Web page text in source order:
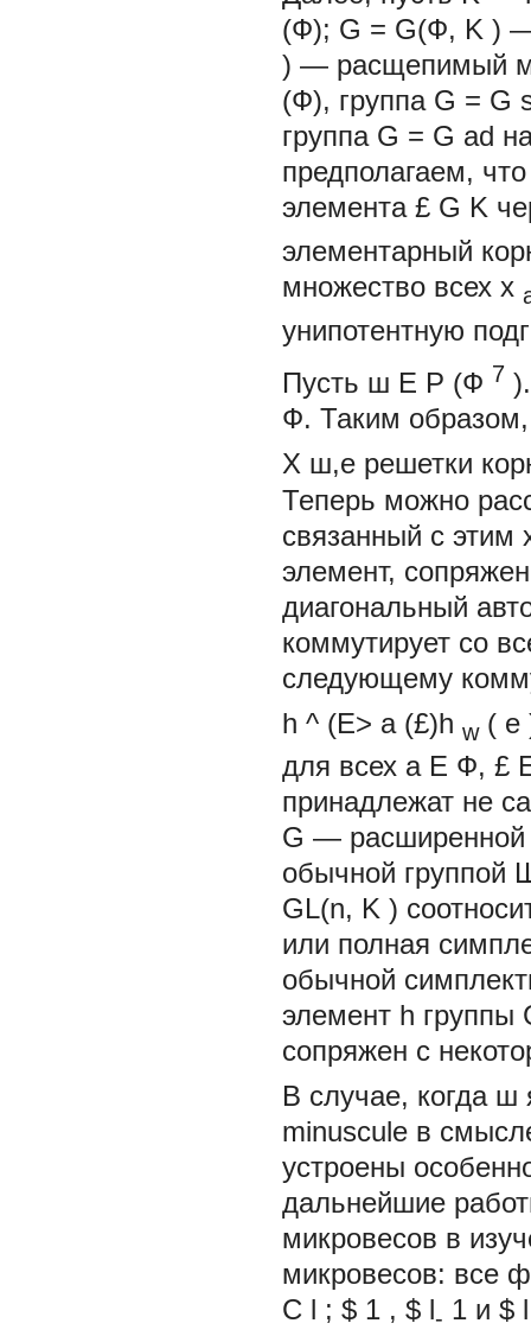
(Ф); G = G(Ф, K )
) — расщепимый
(Ф), группа G = G
группа G = G ad
предполагаем,
элемента £ G K
элементарный
множество всех х
унипотентную
Пусть ш Е P (Ф 7
Ф. Таким
Х ш,е решетки
Теперь можно
связанный с этим
элемент,
диагональный
коммутирует со
следующему
h ^ (E> a (£)h w ( е
для всех а Е Ф, £
принадлежат не
G —
обычной группой
GL(n, K )
или полная
обычной
элемент h группы
сопряжен с
В случае, когда ш
minuscule в
устроены
дальнейшие
микровесов в
микровесов: все
C l ; $ 1 , $ l- 1 и $